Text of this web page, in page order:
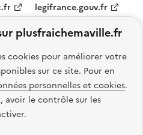
plusfraichemaville.fr
cookies pour améliorer votre
sur ce site. Pour en
personnelles et cookies.
avoir le contrôle sur les
legifrance.gouv.fr